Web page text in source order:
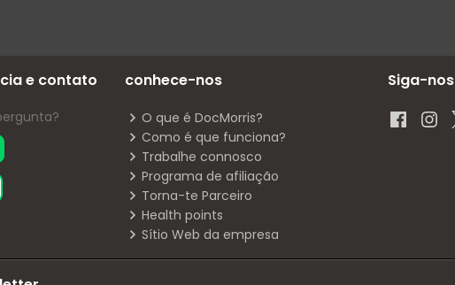
e contato conhece-nos
O que é DocMorris?
Como é que funciona?
Trabalhe connosco
Programa de afiliação
Torna-te Parceiro
Health points
Sítio Web da empresa
Siga-nos